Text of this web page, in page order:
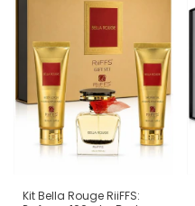
Kit Bella Rouge RiiFFS: